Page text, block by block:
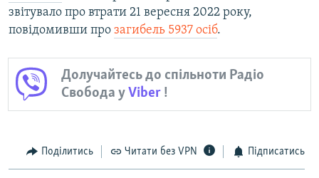
звітувало про втрати 21 вересня 2022 року,
повідомивши про загибель 5937 осіб.
Долучайтесь до спільноти Радіо
Свобода уViber !
Поділитись Читати без VPN Підписатись